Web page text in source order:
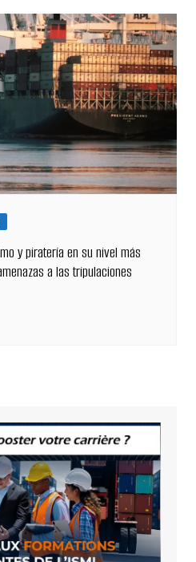
y piratería en su nivel más
a las tripulaciones